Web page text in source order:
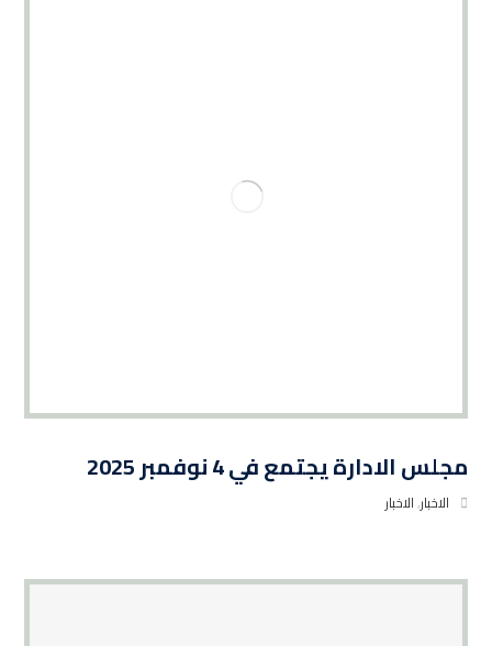
مجلس الادارة يجتمع في 4 نوفمبر 2025
الاخبار,الاخبار